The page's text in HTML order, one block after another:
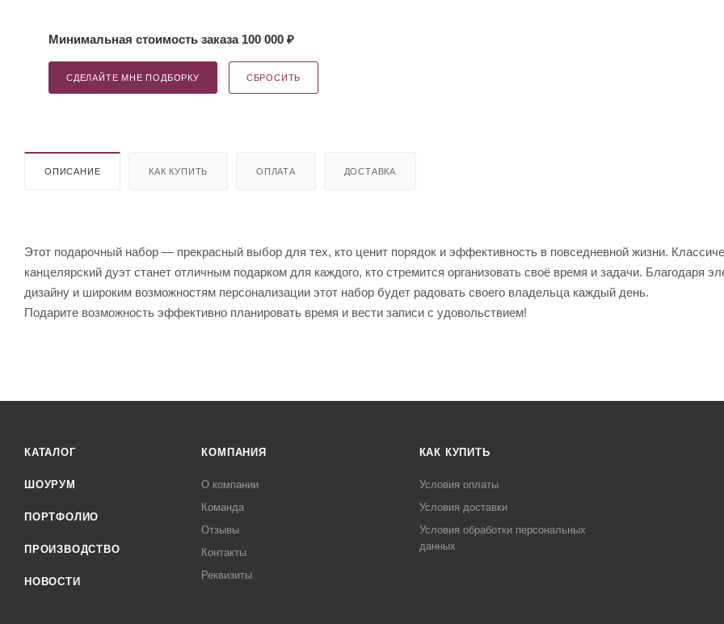
Минимальная стоимость заказа 100 000 ₽
СДЕЛАЙТЕ МНЕ ПОДБОРКУ СБРОСИТЬ
ОПИСАНИЕ КАК КУПИТЬ ОПЛАТА ДОСТАВКА
Этот подарочный набор — прекрасный выбор для тех, кто ценит порядок и эффективность в повседневной жизни.
канцелярский дуэт станет отличным подарком для каждого, кто стремится организовать своё время и задачи. Благодаря
дизайну и широким возможностям персонализации этот набор будет радовать своего владельца каждый день.
Подарите возможность эффективно планировать время и вести записи с удовольствием!
КАТАЛОГ
ШОУРУМ
ПОРТФОЛИО
ПРОИЗВОДСТВО
НОВОСТИ
КОМПАНИЯ
О компании
Команда
Отзывы
Контакты
Реквизиты
КАК КУПИТЬ
Условия оплаты
Условия доставки
Условия обработки персональных
данных